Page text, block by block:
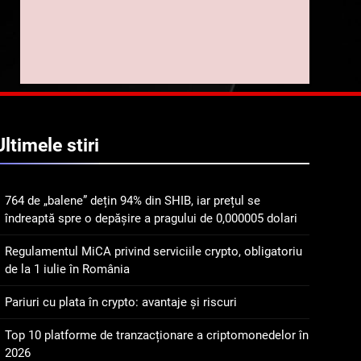
764 de „balene” dețin 94%
privind serviciile crypto,
obligatoriu de la 1 iulie în
România
INFO
3
avantaje și riscuri
INFO
stiri
764 de „balene” dețin 94% din SHIB, iar prețul se
îndreaptă spre o depășire a pragului de 0,000005 dolari
Regulamentul MiCA privind serviciile crypto, obligatoriu
de la 1 iulie în România
Pariuri cu plata în crypto: avantaje și riscuri
Top 10 platforme de tranzacționare a criptomonedelor în
2026